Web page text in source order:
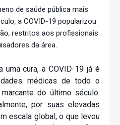
de saúde pública mais
a COVID-19 popularizou
restritos aos profissionais
da área.
uma cura, a COVID-19 já é
médicas de todo o
do último século.
por suas elevadas
escala global, o que levou